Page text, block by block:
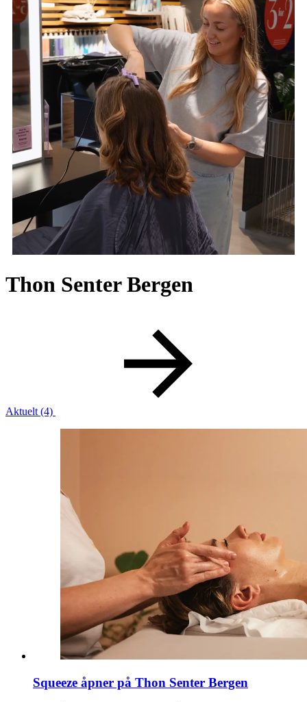
Aktiviteter
Åpningstider
Praktisk informasjon
Ledige stillinger
Gavekort
Thon Senter Bergen
Aktuelt (4)
Squeeze åpner på Thon Senter Bergen